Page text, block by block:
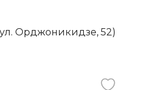
Орджоникидзе, 52)